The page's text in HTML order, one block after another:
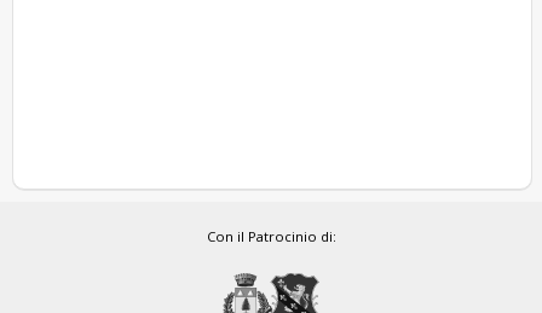
Con il Patrocinio di: